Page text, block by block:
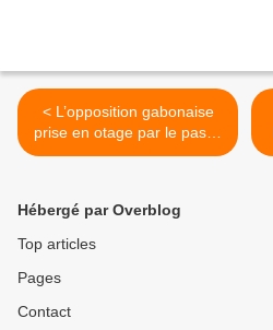
< L’opposition gabonaise
prise en otage par le passé
de ses dirigeants
Hébergé par Overblog
Top articles
Pages
Contact